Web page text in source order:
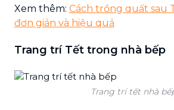
Xem thêm: Cách trồng quất sau
đơn giản và hiệu quả
Trang trí Tết trong nhà bếp
Trang trí tết nhà